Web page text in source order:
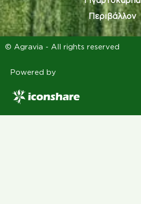
Περιβάλλον
© Agravia - All rights reserved
Powered by